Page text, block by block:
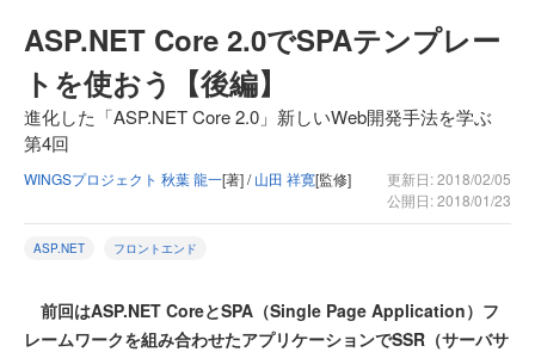
ASP.NET Core 2.0でSPAテンプレー
トを使おう【後編】
進化した「ASP.NET Core 2.0」新しいWeb開発手法を学ぶ
第4回
WINGSプロジェクト 秋葉 龍一[著] /山田 祥寛[監修]
更新日: 2018/02/05
公開日: 2018/01/23
ASP.NET フロントエンド
前回はASP.NET CoreとSPA（Single Page Application）フ
レームワークを組み合わせたアプリケーションでSSR（サーバサ